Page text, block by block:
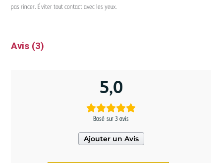
pas rincer. Éviter tout contact avec les yeux.
Avis (3)
5,0
Basé sur 3 avis
Ajouter un Avis